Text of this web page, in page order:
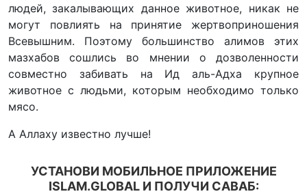
людей, закалывающих данное животное, никак не
могут повлиять на принятие жертвоприношения
Всевышним. Поэтому большинство алимов этих
мазхабов сошлись во мнении о дозволенности
совместно забивать на Ид аль-Адха крупное
животное с людьми, которым необходимо только
мясо.
А Аллаху известно лучше!
УСТАНОВИ МОБИЛЬНОЕ ПРИЛОЖЕНИЕ
ISLAM.GLOBAL И ПОЛУЧИ САВАБ: